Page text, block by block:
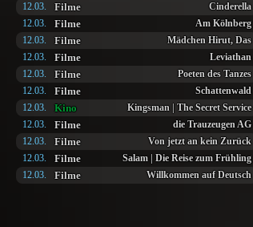
Cinderella
Filme
12.03.
Am Kölnberg
Filme
12.03.
Mädchen Hirut, Das
Filme
12.03.
Leviathan
Filme
12.03.
Poeten des Tanzes
Filme
12.03.
Schattenwald
Filme
12.03.
Kingsman | The Secret Service
Kino
12.03.
die Trauzeugen AG
Filme
12.03.
Von jetzt an kein Zurück
Filme
12.03.
Salam | Die Reise zum Frühling
Filme
12.03.
Willkommen auf Deutsch
Filme
12.03.